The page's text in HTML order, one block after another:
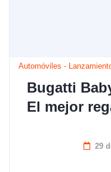
Automóviles -
Bugatti
El mejor
29